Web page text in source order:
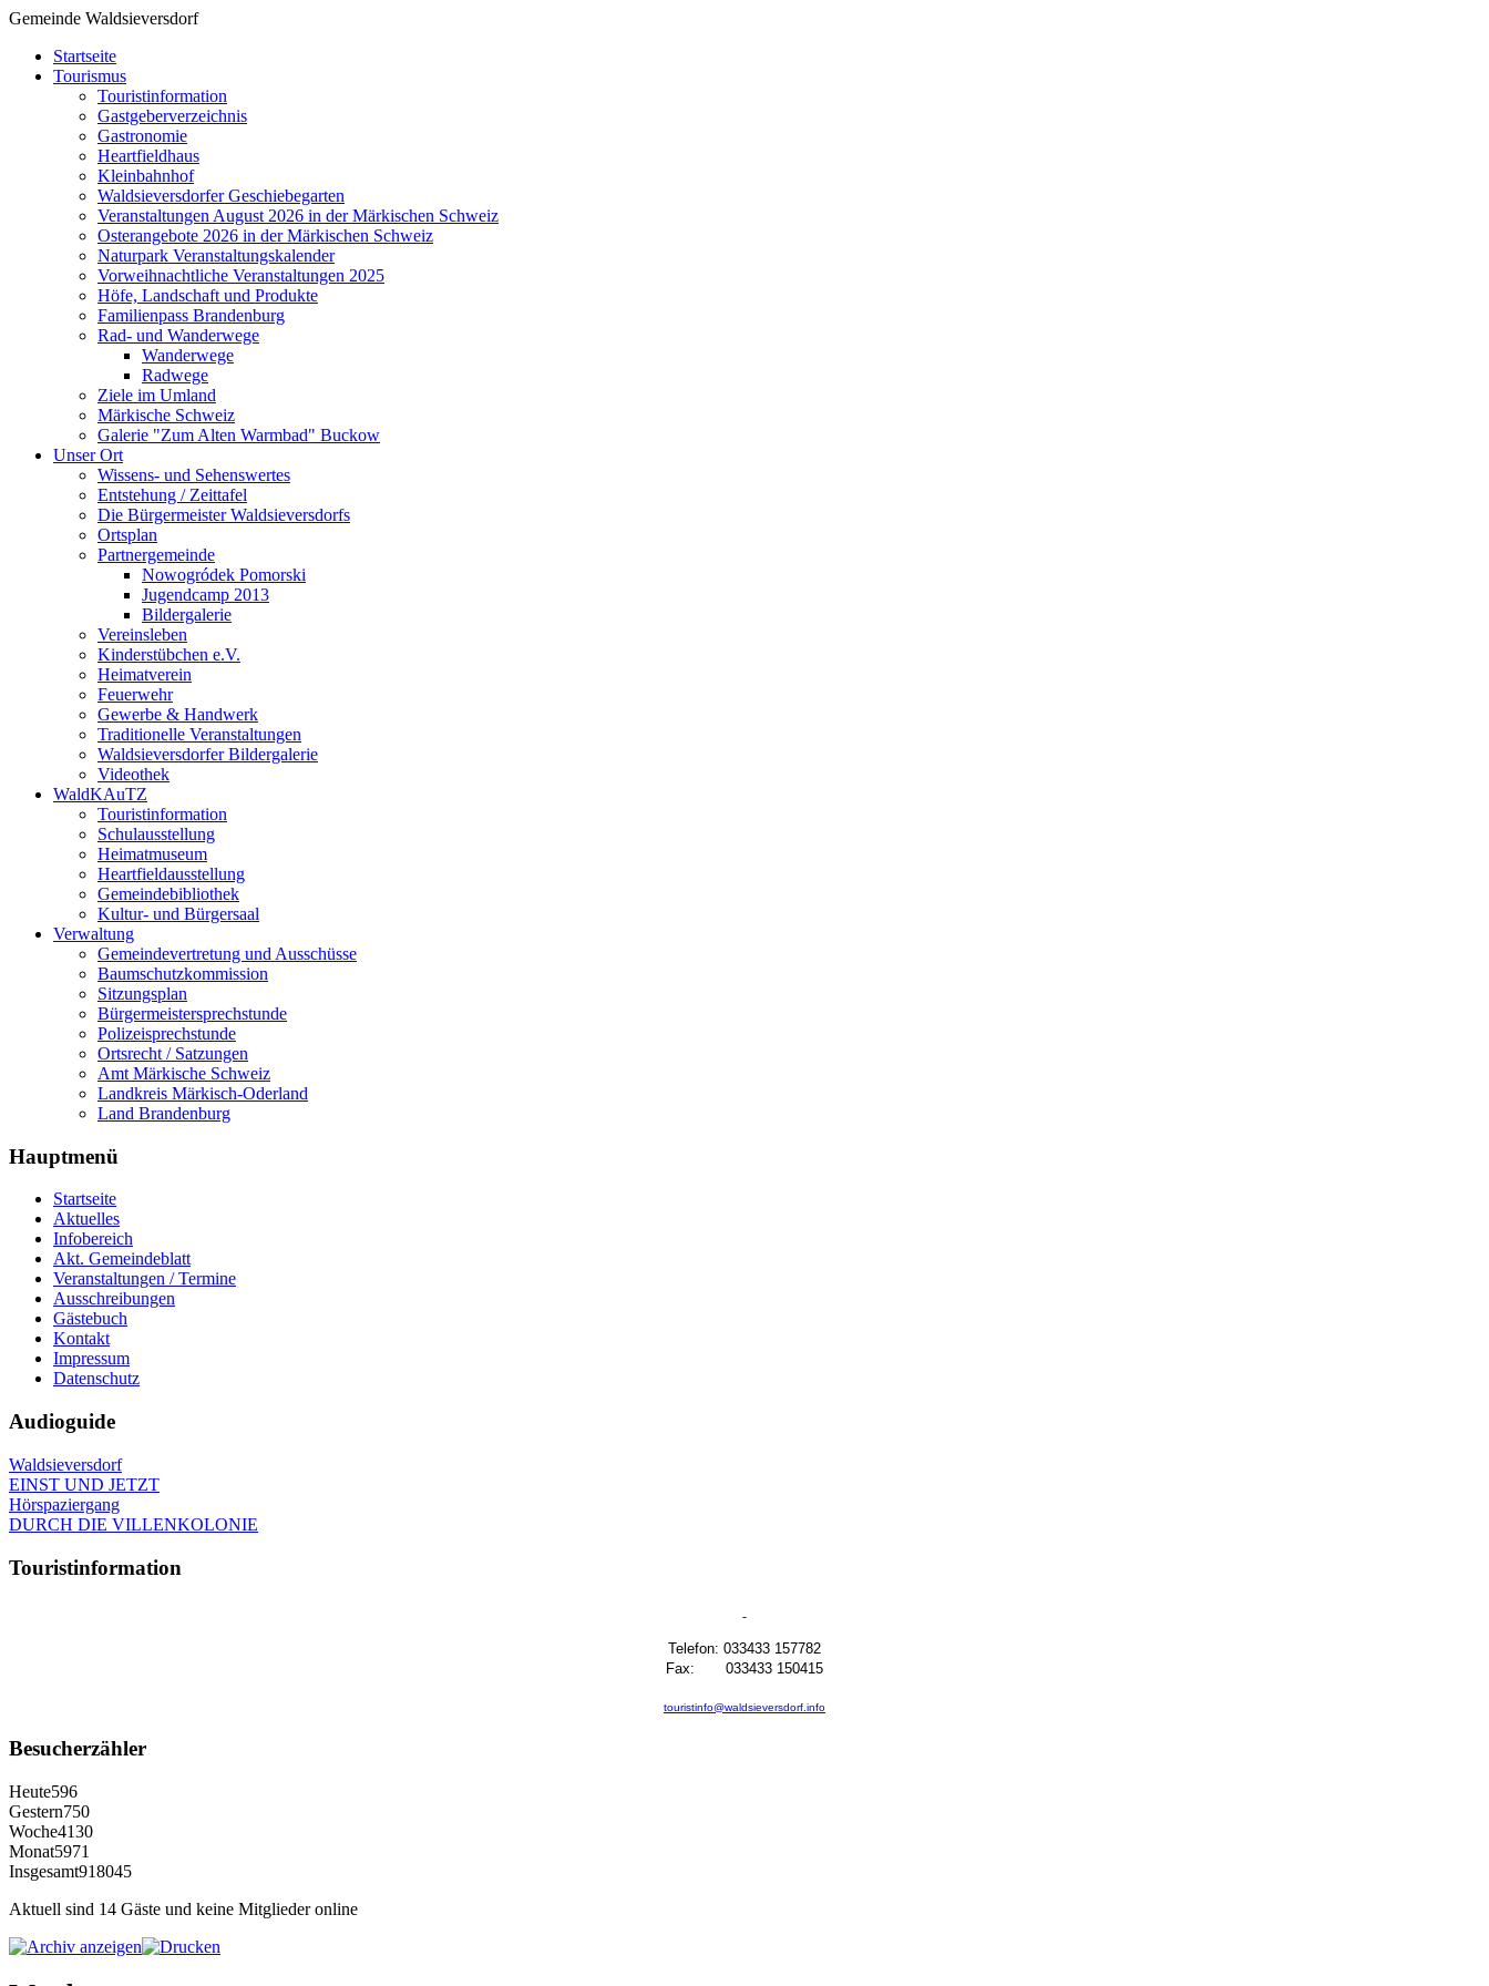
Gemeinde Waldsieversdorf
Startseite
Tourismus
Touristinformation
Gastgeberverzeichnis
Gastronomie
Heartfieldhaus
Kleinbahnhof
Waldsieversdorfer Geschiebegarten
Veranstaltungen August 2026 in der Märkischen Schweiz
Osterangebote 2026 in der Märkischen Schweiz
Naturpark Veranstaltungskalender
Vorweihnachtliche Veranstaltungen 2025
Höfe, Landschaft und Produkte
Familienpass Brandenburg
Rad- und Wanderwege
Wanderwege
Radwege
Ziele im Umland
Märkische Schweiz
Galerie "Zum Alten Warmbad" Buckow
Unser Ort
Wissens- und Sehenswertes
Entstehung / Zeittafel
Die Bürgermeister Waldsieversdorfs
Ortsplan
Partnergemeinde
Nowogródek Pomorski
Jugendcamp 2013
Bildergalerie
Vereinsleben
Kinderstübchen e.V.
Heimatverein
Feuerwehr
Gewerbe & Handwerk
Traditionelle Veranstaltungen
Waldsieversdorfer Bildergalerie
Videothek
WaldKAuTZ
Touristinformation
Schulausstellung
Heimatmuseum
Heartfieldausstellung
Gemeindebibliothek
Kultur- und Bürgersaal
Verwaltung
Gemeindevertretung und Ausschüsse
Baumschutzkommission
Sitzungsplan
Bürgermeistersprechstunde
Polizeisprechstunde
Ortsrecht / Satzungen
Amt Märkische Schweiz
Landkreis Märkisch-Oderland
Land Brandenburg
Hauptmenü
Startseite
Aktuelles
Infobereich
Akt. Gemeindeblatt
Veranstaltungen / Termine
Ausschreibungen
Gästebuch
Kontakt
Impressum
Datenschutz
Audioguide
Waldsieversdorf
EINST UND JETZT
Hörspaziergang
DURCH DIE VILLENKOLONIE
Touristinformation
Telefon: 033433 157782
Fax: 033433 150415
touristinfo@waldsieversdorf.info
Besucherzähler
Heute596
Gestern750
Woche4130
Monat5971
Insgesamt918045
Aktuell sind 14 Gäste und keine Mitglieder online